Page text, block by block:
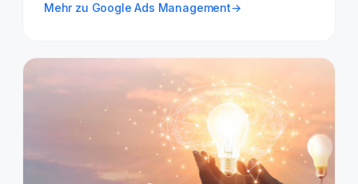
Mehr zu Google Ads Management→